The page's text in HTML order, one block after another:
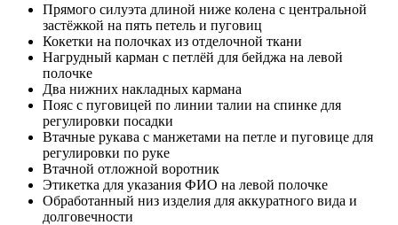
Прямого силуэта длиной ниже колена с центральной
застёжкой на пять петель и пуговиц
Кокетки на полочках из отделочной ткани
Нагрудный карман с петлёй для бейджа на левой
полочке
Два нижних накладных кармана
Пояс с пуговицей по линии талии на спинке для
регулировки посадки
Втачные рукава с манжетами на петле и пуговице для
регулировки по руке
Втачной отложной воротник
Этикетка для указания ФИО на левой полочке
Обработанный низ изделия для аккуратного вида и
долговечности